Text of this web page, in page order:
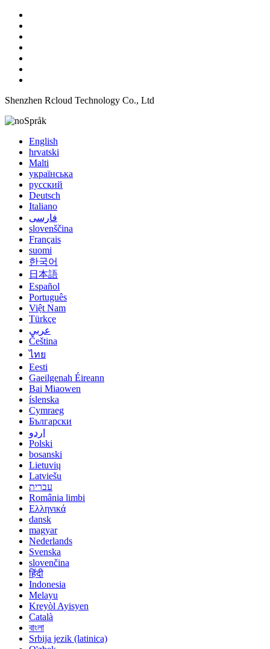
Shenzhen Rcloud Technology Co., Ltd
Språk
English
hrvatski
Malti
українська
русский
Deutsch
Italiano
فارسی
slovenščina
Français
suomi
한국어
日本語
Español
Português
Việt Nam
Türkçe
عربي
Čeština
ไทย
Eesti
Gaeilgenah Éireann
Bai Miaowen
íslenska
Cymraeg
Български
اردو
Polski
bosanski
Lietuvių
Latviešu
עברית
România limbi
Ελληνικά
dansk
magyar
Nederlands
Svenska
slovenčina
हिंदी
Indonesia
Melayu
Kreyòl Ayisyen
Català
বাংলা
Srbija jezik (latinica)